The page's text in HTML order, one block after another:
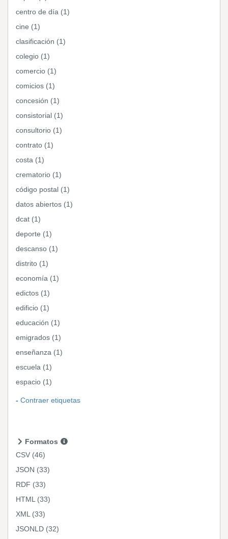
centro de día (1)
cine (1)
clasificación (1)
colegio (1)
comercio (1)
comicios (1)
concesión (1)
consistorial (1)
consultorio (1)
contrato (1)
costa (1)
crematorio (1)
código postal (1)
datos abiertos (1)
dcat (1)
deporte (1)
descanso (1)
distrito (1)
economía (1)
edictos (1)
edificio (1)
educación (1)
emigrados (1)
enseñanza (1)
escuela (1)
espacio (1)
Contraer etiquetas
Formatos
CSV (46)
JSON (33)
RDF (33)
HTML (33)
XML (33)
JSONLD (32)